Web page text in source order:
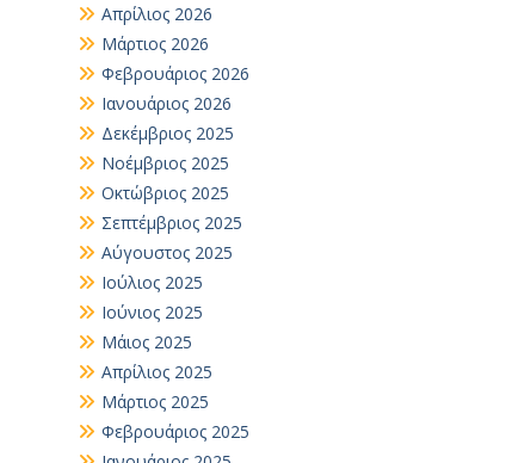
Απρίλιος 2026
Μάρτιος 2026
Φεβρουάριος 2026
Ιανουάριος 2026
Δεκέμβριος 2025
Νοέμβριος 2025
Οκτώβριος 2025
Σεπτέμβριος 2025
Αύγουστος 2025
Ιούλιος 2025
Ιούνιος 2025
Μάιος 2025
Απρίλιος 2025
Μάρτιος 2025
Φεβρουάριος 2025